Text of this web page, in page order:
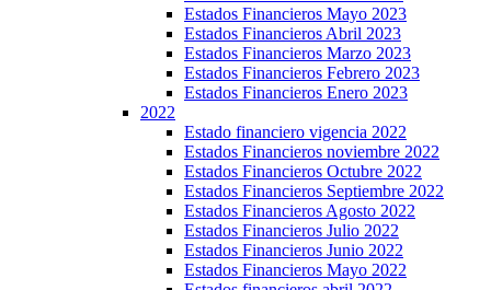
Estados Financieros Mayo 2023
Estados Financieros Abril 2023
Estados Financieros Marzo 2023
Estados Financieros Febrero 2023
Estados Financieros Enero 2023
2022
Estado financiero vigencia 2022
Estados Financieros noviembre 2022
Estados Financieros Octubre 2022
Estados Financieros Septiembre 2022
Estados Financieros Agosto 2022
Estados Financieros Julio 2022
Estados Financieros Junio 2022
Estados Financieros Mayo 2022